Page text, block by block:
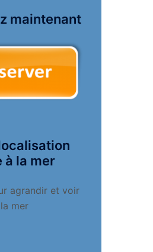
maintenant
à la mer
agrandir et voir
la mer